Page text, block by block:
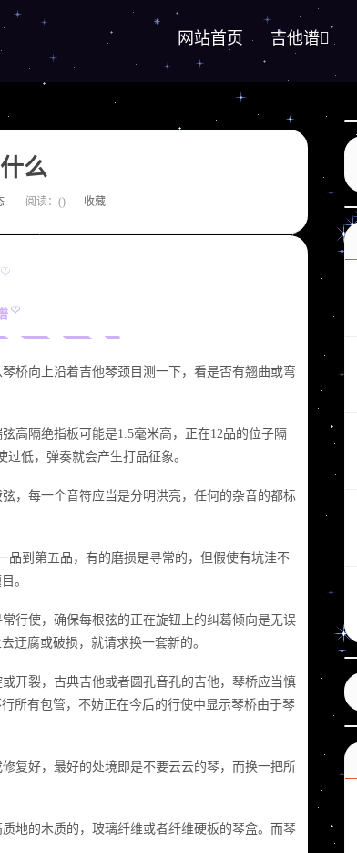
网站首页 吉他谱
么
阅读：() 收藏
向上沿着吉他琴颈目测一下，看是否有翘曲或弯
隔绝指板可能是1.5毫米高，正在12品的位子隔
低，弹奏就会产生打品征象。
每一个音符应当是分明洪亮，任何的杂音的都标
到第五品，有的磨损是寻常的，但假使有坑洼不
。
使，确保每根弦的正在旋钮上的纠葛倾向是无误
迂腐或破损，就请求换一套新的。
裂，古典吉他或者圆孔音孔的吉他，琴桥应当慎
所有包管，不妨正在今后的行使中显示琴桥由于琴
好，最好的处境即是不要云云的琴，而换一把所
的木质的，玻璃纤维或者纤维硬板的琴盒。而琴